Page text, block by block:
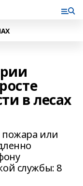
в лесах
или
службы: 8